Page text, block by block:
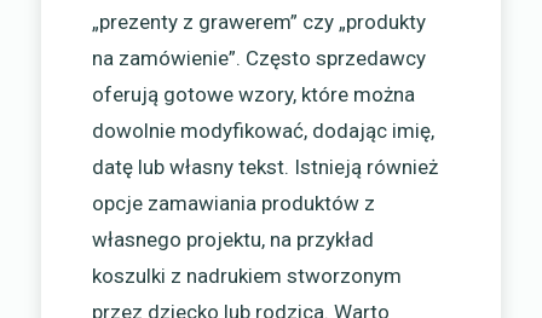
„prezenty z grawerem” czy „produkty
na zamówienie”. Często sprzedawcy
oferują gotowe wzory, które można
dowolnie modyfikować, dodając imię,
datę lub własny tekst. Istnieją również
opcje zamawiania produktów z
własnego projektu, na przykład
koszulki z nadrukiem stworzonym
przez dziecko lub rodzica. Warto